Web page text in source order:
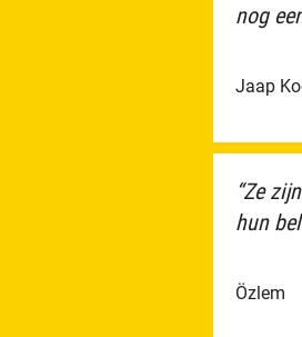
nog
Jaap
“Ze
hun
Özlem